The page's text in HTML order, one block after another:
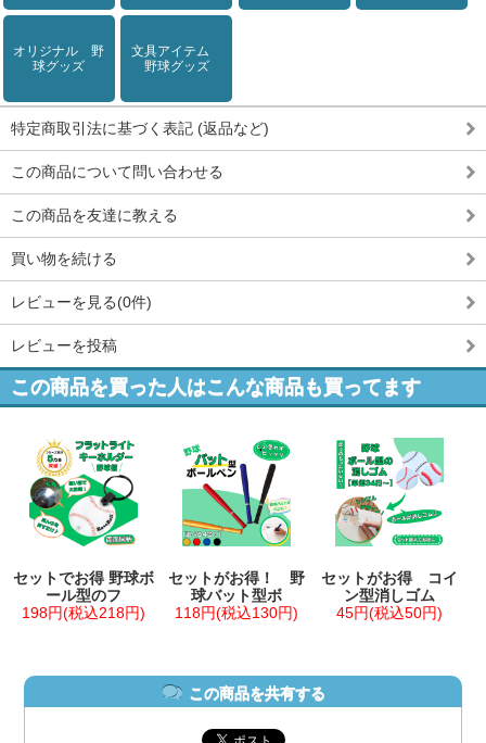
オリジナル 野
球グッズ
文具アイテム
野球グッズ
特定商取引法に基づく表記 (返品など)
この商品について問い合わせる
この商品を友達に教える
買い物を続ける
レビューを見る(0件)
レビューを投稿
この商品を買った人はこんな商品も買ってます
セットでお得 野球ボ
ール型のフ
198円(税込218円)
セットがお得！ 野
球バット型ボ
118円(税込130円)
セットがお得 コイ
ン型消しゴム
45円(税込50円)
この商品を共有する